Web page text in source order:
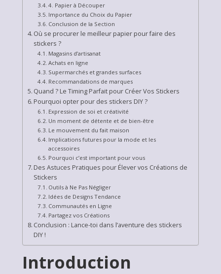
4. Papier à Découper
Importance du Choix du Papier
Conclusion de la Section
Où se procurer le meilleur papier pour faire des
stickers ?
Magasins d’artisanat
Achats en ligne
Supermarchés et grandes surfaces
Recommandations de marques
Quand ? Le Timing Parfait pour Créer Vos Stickers
Pourquoi opter pour des stickers DIY ?
Expression de soi et créativité
Un moment de détente et de bien-être
Le mouvement du fait maison
Implications futures pour la mode et les
accessoires
Pourquoi c’est important pour vous
Des Astuces Pratiques pour Élever vos Créations de
Stickers
Outils à Ne Pas Négliger
Idées de Designs Tendance
Communautés en Ligne
Partagez vos Créations
Conclusion : Lance-toi dans l’aventure des stickers
DIY !
Introduction